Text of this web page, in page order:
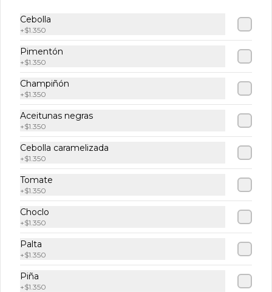
Queso frito
200 gr de queso frito con salsa de la
$6.990
Cebolla
+$1.350
Pimentón
+$1.350
Champiñón
+$1.350
Aceitunas negras
+$1.350
Cebolla caramelizada
+$1.350
Tomate
+$1.350
Choclo
+$1.350
Palta
+$1.350
Piña
+$1.350